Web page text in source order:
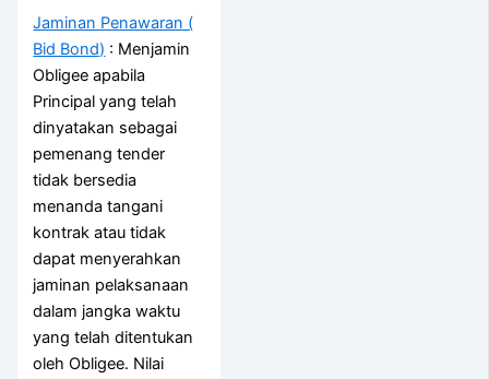
Jaminan Penawaran (
Bid Bond) : Menjamin
Obligee apabila
Principal yang telah
dinyatakan sebagai
pemenang tender
tidak bersedia
menanda tangani
kontrak atau tidak
dapat menyerahkan
jaminan pelaksanaan
dalam jangka waktu
yang telah ditentukan
oleh Obligee. Nilai